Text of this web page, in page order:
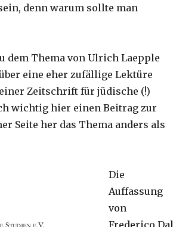
denn warum sollte man
dem Thema von Ulrich Laepple
eine eher zufällige Lektüre
Zeitschrift für jüdische (!)
wichtig hier einen Beitrag zur
Seite her das Thema anders als
Die
Auffassung
von